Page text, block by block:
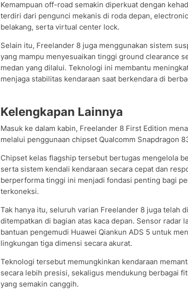
Kemampuan off-road semakin diperkuat dengan
terdiri dari pengunci mekanis di roda depan,
belakang, serta virtual center lock.
Selain itu, Freelander 8 juga menggunakan sistem
yang mampu menyesuaikan tinggi ground clearance
medan yang dilalui. Teknologi ini membantu
menjaga stabilitas kendaraan saat berkendara di
Kelengkapan Lainnya
Masuk ke dalam kabin, Freelander 8 First Edition
melalui penggunaan chipset Qualcomm Snapdragon
Chipset kelas flagship tersebut bertugas mengelola
serta sistem kendali kendaraan secara cepat dan
berperforma tinggi ini menjadi fondasi penting bagi
terkoneksi.
Tak hanya itu, seluruh varian Freelander 8 juga telah
ditempatkan di bagian atas kaca depan. Sensor radar
bantuan pengemudi Huawei Qiankun ADS 5 untuk
lingkungan tiga dimensi secara akurat.
Teknologi tersebut memungkinkan kendaraan
secara lebih presisi, sekaligus mendukung berbagai
yang semakin canggih.